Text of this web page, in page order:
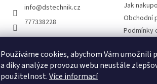
Používáme cookies, abychom Vám
a díky analýze provozu webu neustále
použitelnost.Více informací
info@dstechnik.cz
777338228
Jak
Obchodní
Podmínky
Kontakty
Moje